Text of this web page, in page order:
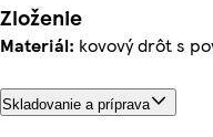
Zloženie
Materiál: kovový drôt s
Skladovanie a príprava